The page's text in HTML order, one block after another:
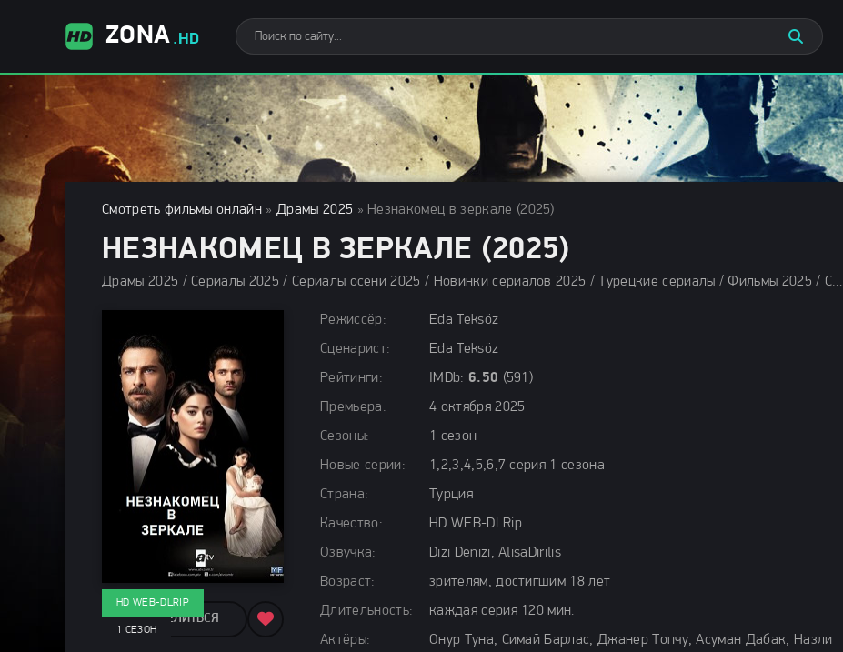
ZONA .HD
Смотреть фильмы онлайн »Драмы 2025 » Незнакомец в зеркале (2025)
НЕЗНАКОМЕЦ В ЗЕРКАЛЕ (2025)
Драмы 2025 / Сериалы 2025 / Сериалы осени 2025 / Новинки сериалов 2025 / Турецкие сериалы / Фильмы 2025 / Смотреть фильмы онлайн
Режиссёр:
Eda Teksöz
Сценарист:
Eda Teksöz
Рейтинги:
IMDb: 6.50 (591)
Премьера:
4 октября 2025
Сезоны:
1 сезон
Новые серии:
1,2,3,4,5,6,7 серия 1 сезона
Страна:
Турция
Качество:
HD WEB-DLRip
Озвучка:
Dizi Denizi, AlisaDirilis
Возраст:
зрителям, достигшим 18 лет
Длительность:
каждая серия 120 мин.
Актёры:
Онур Туна, Симай Барлас, Джанер Топчу, Асуман Дабак, Назли
HD WEB-DLRIP
1 СЕЗОН
ПОДЕЛИТЬСЯ